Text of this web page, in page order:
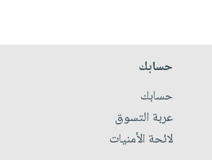
حسابك
حسابك
عربة التسوق
لائحة الأمنيات